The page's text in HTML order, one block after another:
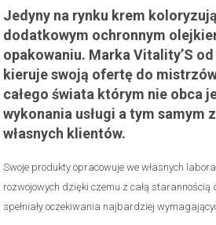
Jedyny na rynku krem
dodatkowym ochronnym
opakowaniu. Marka Vitality’S od
kieruje swoją ofertę do
całego świata którym nie obca
wykonania usługi a tym samym
własnych klientów.
Swoje produkty opracowuje we własnych
rozwojowych dzięki czemu z całą starannością
spełniały oczekiwania najbardziej